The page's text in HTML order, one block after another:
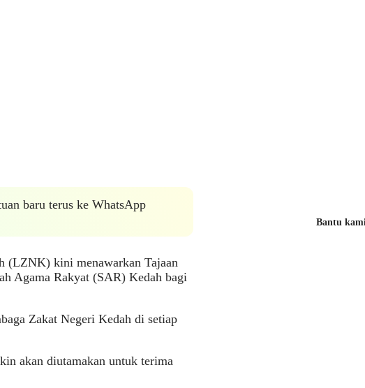
baru terus ke WhatsApp
(LZNK) kini menawarkan Tajaan
Agama Rakyat (SAR) Kedah bagi
Zakat Negeri Kedah di setiap
akan diutamakan untuk terima
Bantu